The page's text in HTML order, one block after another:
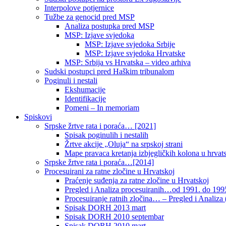
Interpolove potjernice
Tužbe za genocid pred MSP
Analiza postupka pred MSP
MSP: Izjave svjedoka
MSP: Izjave svjedoka Srbije
MSP: Izjave svjedoka Hrvatske
MSP: Srbija vs Hrvatska – video arhiva
Sudski postupci pred Haškim tribunalom
Poginuli i nestali
Ekshumacije
Identifikacije
Pomeni – In memoriam
Spiskovi
Srpske žrtve rata i poraća… [2021]
Spisak poginulih i nestalih
Žrtve akcije „Oluja“ na srpskoj strani
Mape pravaca kretanja izbjegličkih kolona u
Srpske žrtve rata i poraća…[2014]
Procesuirani za ratne zločine u Hrvatskoj
Praćenje suđenja za ratne zločine u Hrvatskoj
Pregled i Analiza procesuiranih…od 1991. do
Procesuiranje ratnih zločina… – Pregled i Analiza
Spisak DORH 2013 mart
Spisak DORH 2010 septembar